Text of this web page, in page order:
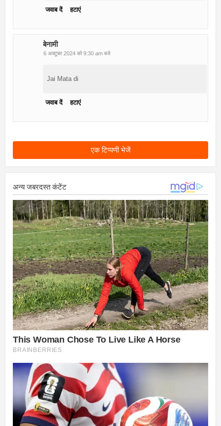
जवाब दें हटाएं
बेनामी
6 अक्टूबर 2024 को 9:30 am बजे
Jai Mata di
जवाब दें हटाएं
एक टिप्पणी भेजें